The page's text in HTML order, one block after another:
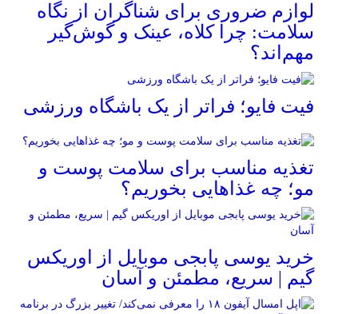
لوازم ضروری برای شناگران از نگاه
سلامت: چرا کلاه، عینک و گوش‌گیر
مهم‌اند؟
فیت ‌فایو؛ فراتر از یک باشگاه ورزشی
تغذیه مناسب برای سلامت پوست و
مو؛ چه غذاهایی بخوریم؟
خرید یوسی پابجی موبایل از اوریکس
گیم | سریع، مطمئن و آسان